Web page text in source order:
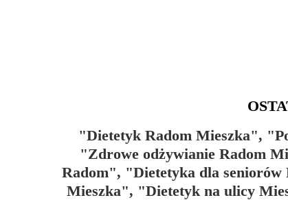
"Dietetyk Radom Mieszka",
"Zdrowe odżywianie Radom
Radom", "Dietetyka dla
Mieszka", "Dietetyk na ulicy